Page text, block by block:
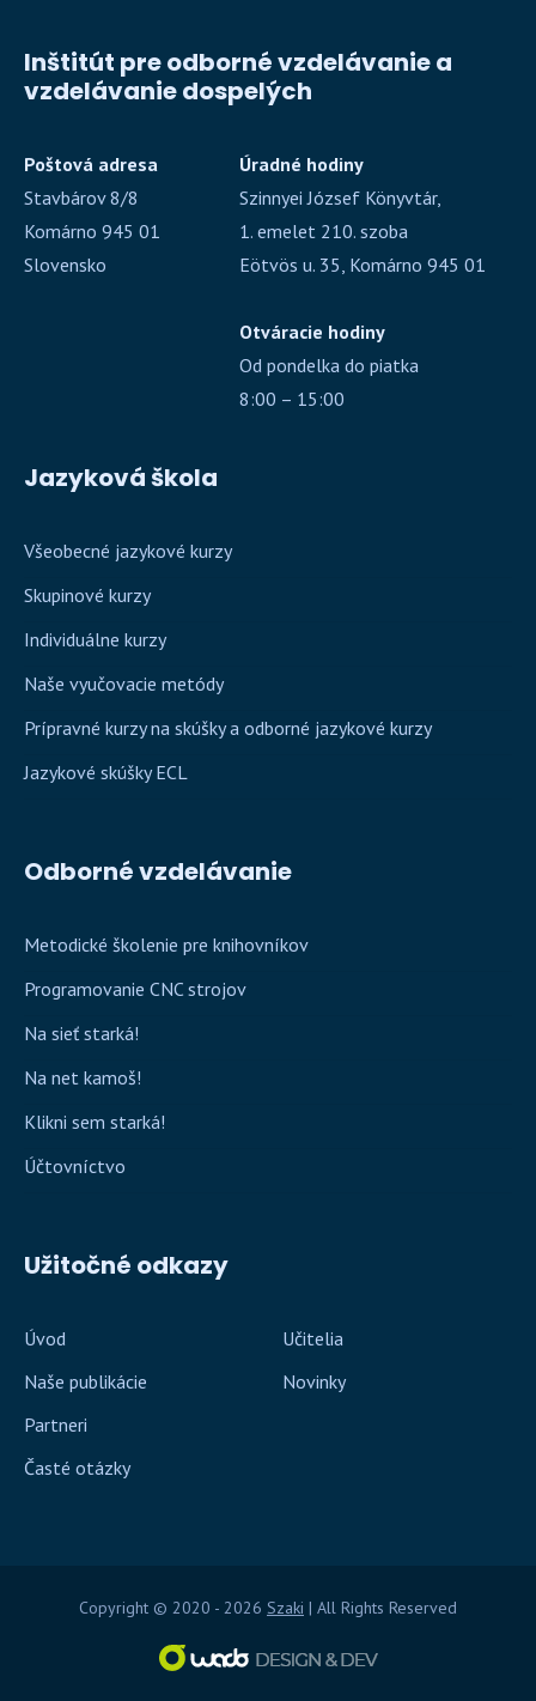
Inštitút pre odborné vzdelávanie a
vzdelávanie dospelých
Poštová adresa
Stavbárov 8/8
Komárno 945 01
Slovensko
Úradné hodiny
Szinnyei József Könyvtár,
1. emelet 210. szoba
Eötvös u. 35, Komárno 945 01
Otváracie hodiny
Od pondelka do piatka
8:00 – 15:00
Jazyková škola
Všeobecné jazykové kurzy
Skupinové kurzy
Individuálne kurzy
Naše vyučovacie metódy
Prípravné kurzy na skúšky a odborné jazykové kurzy
Jazykové skúšky ECL
Odborné vzdelávanie
Metodické školenie pre knihovníkov
Programovanie CNC strojov
Na sieť starká!
Na net kamoš!
Klikni sem starká!
Účtovníctvo
Užitočné odkazy
Úvod
Naše publikácie
Partneri
Časté otázky
Učitelia
Novinky
Copyright © 2020 - 2026 Szaki | All Rights Reserved